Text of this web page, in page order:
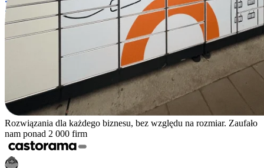
Rozwiązania dla każdego biznesu, bez względu na rozmiar. Zaufało
nam ponad 2 000 firm